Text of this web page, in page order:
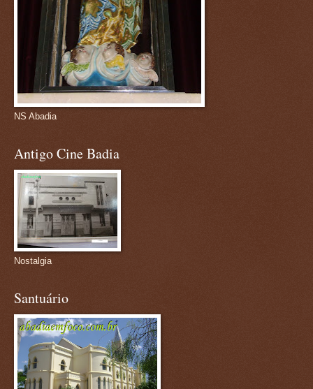
NS Abadia
Antigo Cine Badia
Nostalgia
Santuário